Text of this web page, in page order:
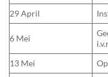
29 April
6 Mei
13 Mei